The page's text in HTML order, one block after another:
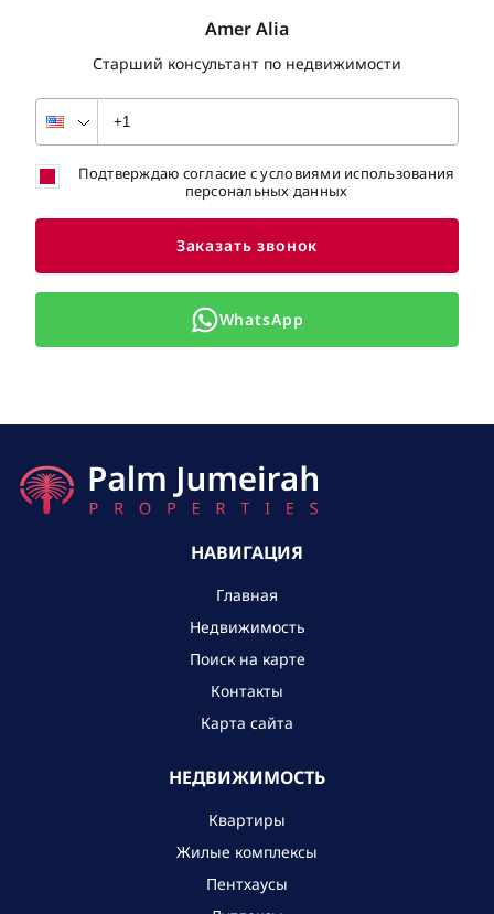
Amer Alia
Старший консультант по недвижимости
Подтверждаю согласие с условиями использования
персональных данных
Заказать звонок
WhatsApp
НАВИГАЦИЯ
Главная
Недвижимость
Поиск на карте
Контакты
Карта сайта
НЕДВИЖИМОСТЬ
Квартиры
Жилые комплексы
Пентхаусы